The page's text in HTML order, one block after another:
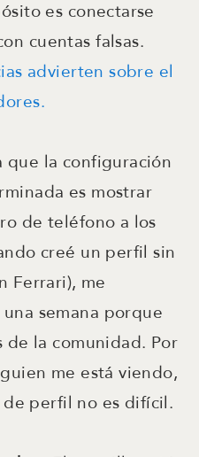
es conectarse
cuentas falsas.
advierten sobre el
que la configuración
es mostrar
de teléfono a los
creé un perfil sin
Ferrari), me
semana porque
de la comunidad. Por
me está viendo,
perfil no es difícil.